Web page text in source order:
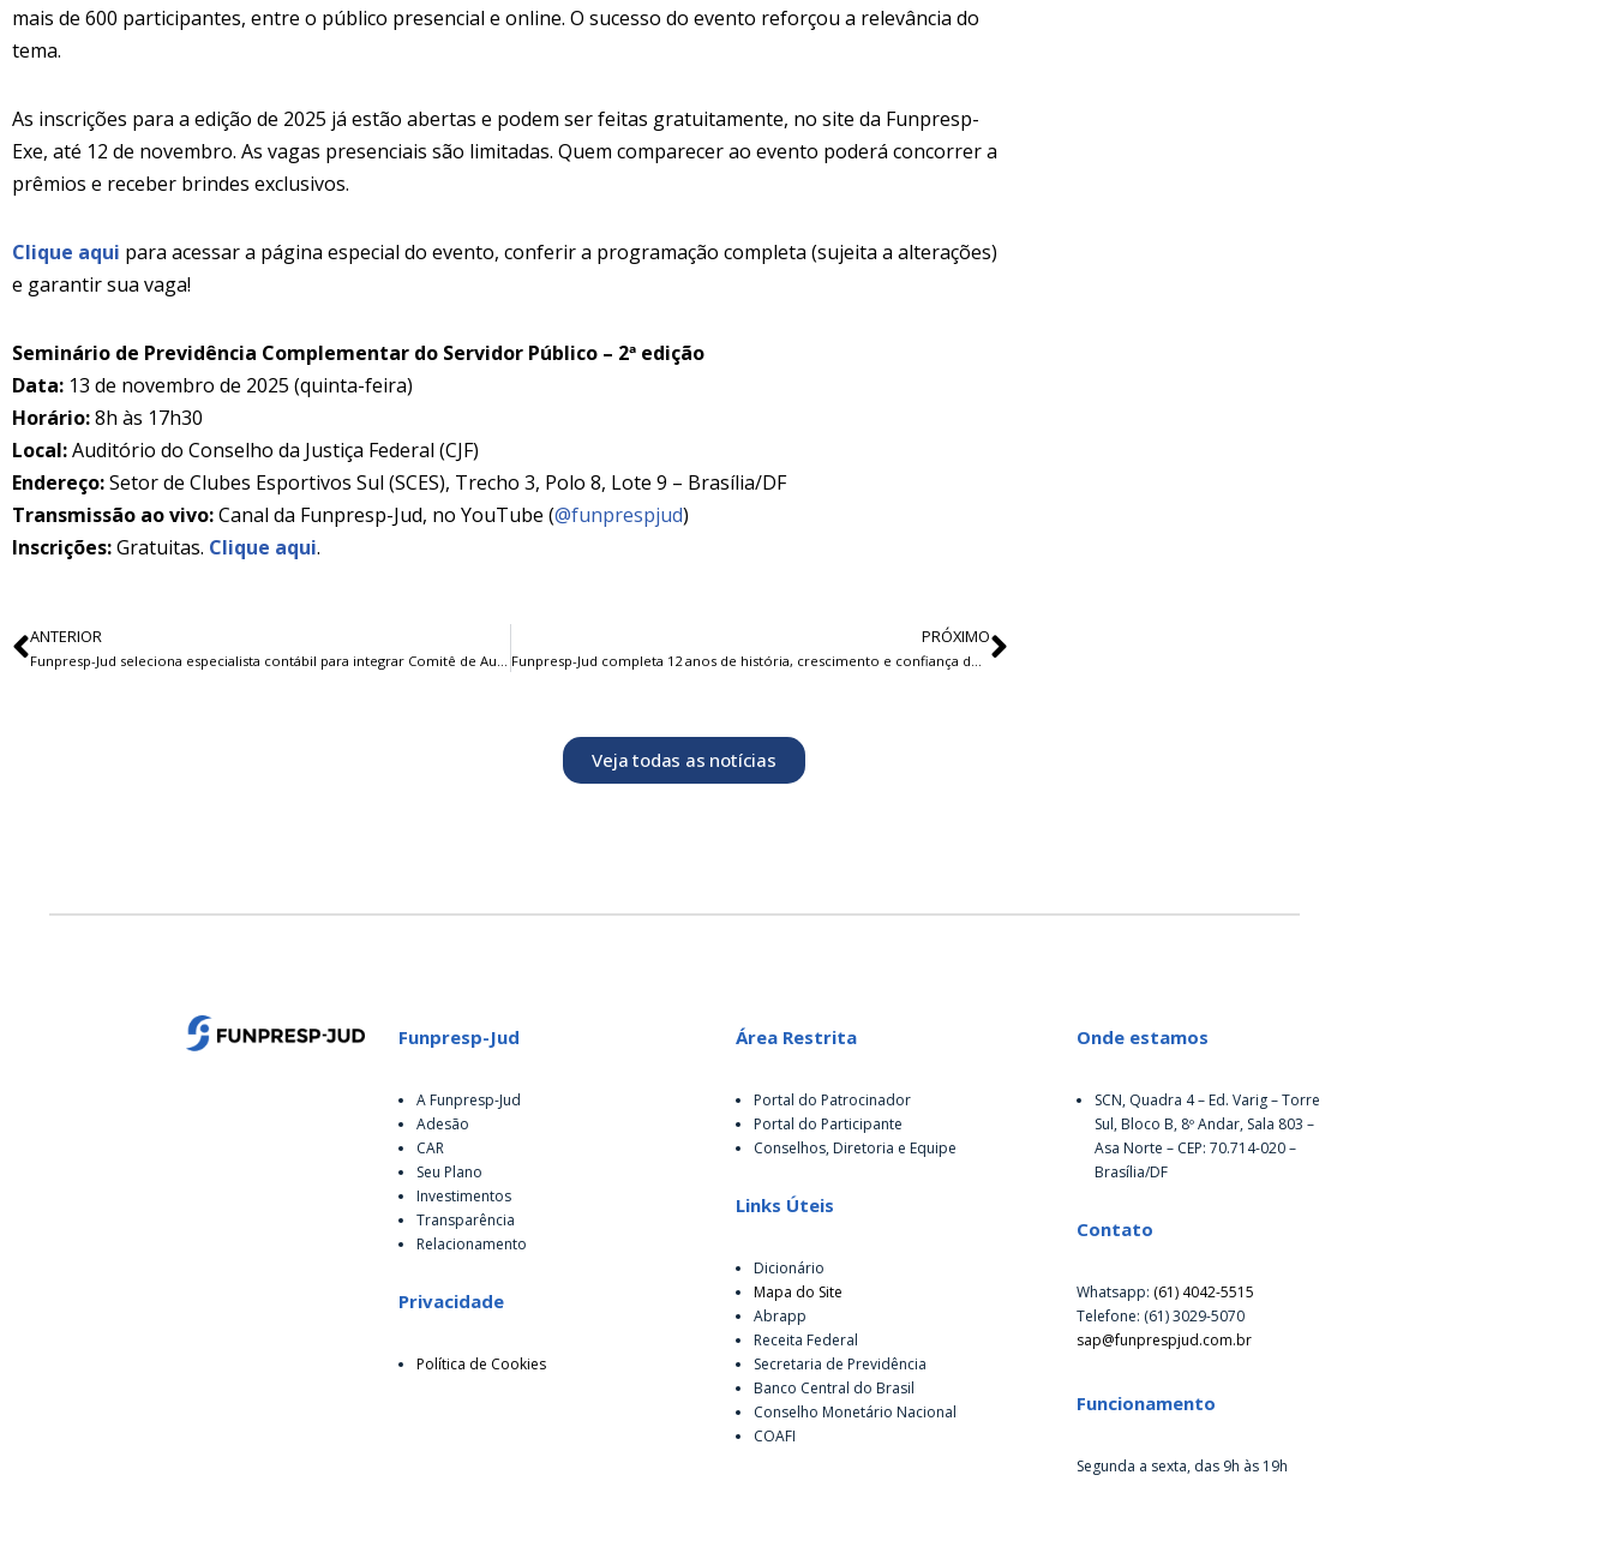
mais de 600 participantes, entre o público presencial e online. O sucesso do evento reforçou a relevância do
tema.
As inscrições para a edição de 2025 já estão abertas e podem ser feitas gratuitamente, no site da Funpresp-
Exe, até 12 de novembro. As vagas presenciais são limitadas. Quem comparecer ao evento poderá concorrer a
prêmios e receber brindes exclusivos.
Clique aqui para acessar a página especial do evento, conferir a programação completa (sujeita a alterações)
e garantir sua vaga!
Seminário de Previdência Complementar do Servidor Público – 2ª edição
Data: 13 de novembro de 2025 (quinta-feira)
Horário:8h às 17h30
Local:Auditório do Conselho da Justiça Federal (CJF)
Endereço:Setor de Clubes Esportivos Sul (SCES), Trecho 3, Polo 8, Lote 9 – Brasília/DF
Transmissão ao vivo:Canal da Funpresp-Jud, no YouTube (@funprespjud)
Inscrições:Gratuitas. Clique aqui.
ANTERIOR PRÓXIMO
Veja todas as notícias
Funpresp-Jud
A Funpresp-Jud
Adesão
CAR
Seu Plano
Investimentos
Transparência
Relacionamento
Privacidade
Política de Cookies
Área Restrita
Portal do Patrocinador
Portal do Participante
Conselhos, Diretoria e Equipe
Links Úteis
Dicionário
Mapa do Site
Abrapp
Receita Federal
Secretaria de Previdência
Banco Central do Brasil
Conselho Monetário Nacional
COAFI
Onde estamos
SCN, Quadra 4 – Ed. Varig – Torre
Sul, Bloco B, 8º Andar, Sala 803 –
Asa Norte – CEP: 70.714-020 –
Brasília/DF
Contato
Whatsapp: (61) 4042-5515
Telefone: (61) 3029-5070
sap@funprespjud.com.br
Funcionamento
Segunda a sexta, das 9h às 19h